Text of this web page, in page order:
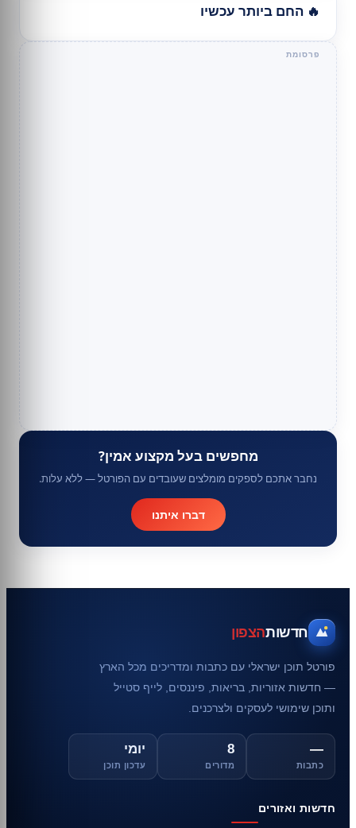
🔥 החם ביותר עכשיו
מחפשים בעל מקצוע אמין?
נחבר אתכם לספקים מומלצים שעובדים עם הפורטל — ללא עלות.
דברו איתנו
חדשותהצפון
פורטל תוכן ישראלי עם כתבות ומדריכים מכל הארץ
— חדשות אזוריות, בריאות, פיננסים, לייף סטייל
ותוכן שימושי לעסקים ולצרכנים.
—
כתבות
8
מדורים
יומי
עדכון תוכן
חדשות ואזורים